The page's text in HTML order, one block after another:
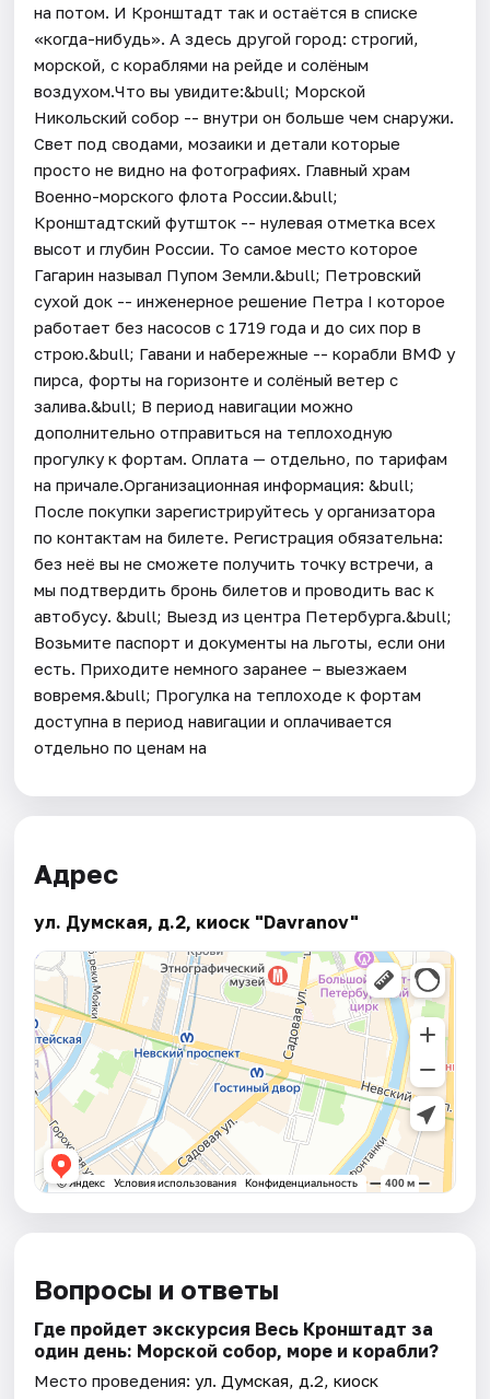
на потом. И Кронштадт так и остаётся в списке
«когда-нибудь». А здесь другой город: строгий,
морской, с кораблями на рейде и солёным
воздухом.Что вы увидите:&bull; Морской
Никольский собор -- внутри он больше чем снаружи.
Свет под сводами, мозаики и детали которые
просто не видно на фотографиях. Главный храм
Военно-морского флота России.&bull;
Кронштадтский футшток -- нулевая отметка всех
высот и глубин России. То самое место которое
Гагарин называл Пупом Земли.&bull; Петровский
сухой док -- инженерное решение Петра I которое
работает без насосов с 1719 года и до сих пор в
строю.&bull; Гавани и набережные -- корабли ВМФ у
пирса, форты на горизонте и солёный ветер с
залива.&bull; В период навигации можно
дополнительно отправиться на теплоходную
прогулку к фортам. Оплата — отдельно, по тарифам
на причале.Организационная информация: &bull;
После покупки зарегистрируйтесь у организатора
по контактам на билете. Регистрация обязательна:
без неё вы не сможете получить точку встречи, а
мы подтвердить бронь билетов и проводить вас к
автобусу. &bull; Выезд из центра Петербурга.&bull;
Возьмите паспорт и документы на льготы, если они
есть. Приходите немного заранее – выезжаем
вовремя.&bull; Прогулка на теплоходе к фортам
доступна в период навигации и оплачивается
отдельно по ценам на
Адрес
ул. Думская, д.2, киоск "Davranov"
Вопросы и ответы
Где пройдет экскурсия Весь Кронштадт за
один день: Морской собор, море и корабли?
Место проведения:ул. Думская, д.2, киоск